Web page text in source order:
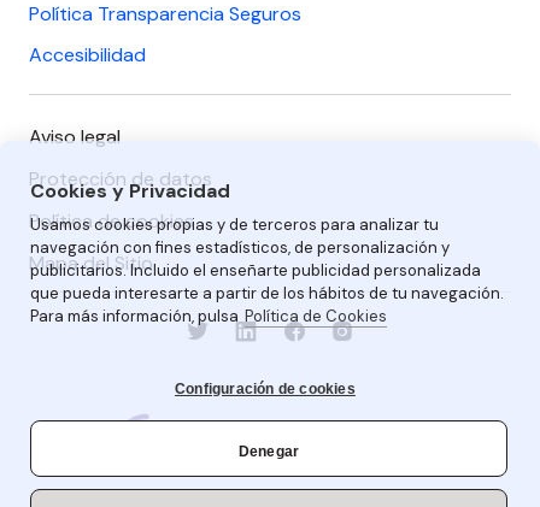
Política Transparencia Seguros
Accesibilidad
Aviso legal
Protección de datos
Política de cookies
Mapa del Sitio
Cookies y Privacidad
Usamos cookies propias y de terceros para analizar tu
navegación con fines estadísticos, de personalización y
publicitarios. Incluido el enseñarte publicidad personalizada
que pueda interesarte a partir de los hábitos de tu navegación.
Para más información, pulsa Política de Cookies
Configuración de cookies
Denegar